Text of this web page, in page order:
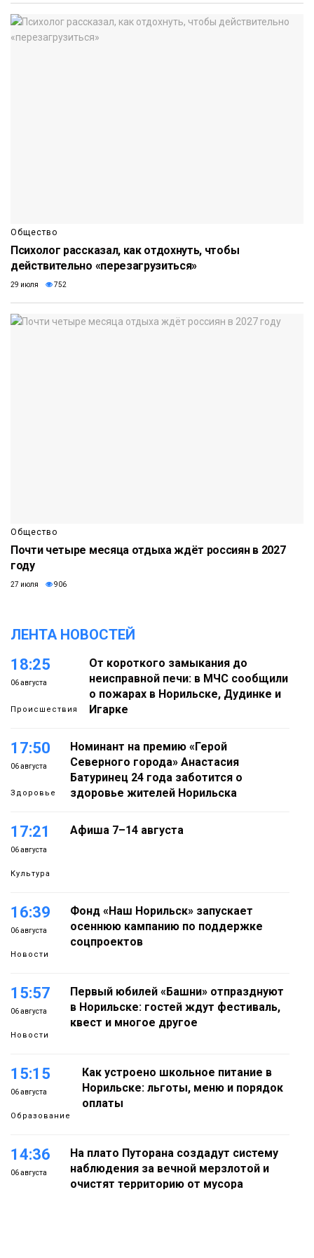
Общество
Психолог рассказал, как отдохнуть, чтобы
действительно «перезагрузиться»
29 июля 752
Общество
Почти четыре месяца отдыха ждёт россиян в 2027
году
27 июля 906
ЛЕНТА НОВОСТЕЙ
18:25
06 августа
Происшествия
От короткого замыкания до
неисправной печи: в МЧС сообщили
о пожарах в Норильске, Дудинке и
Игарке
17:50
06 августа
Здоровье
Номинант на премию «Герой
Северного города» Анастасия
Батуринец 24 года заботится о
здоровье жителей Норильска
17:21
06 августа
Культура
Афиша 7–14 августа
16:39
06 августа
Новости
Фонд «Наш Норильск» запускает
осеннюю кампанию по поддержке
соцпроектов
15:57
06 августа
Новости
Первый юбилей «Башни» отпразднуют
в Норильске: гостей ждут фестиваль,
квест и многое другое
15:15
06 августа
Образование
Как устроено школьное питание в
Норильске: льготы, меню и порядок
оплаты
14:36
06 августа
На плато Путорана создадут систему
наблюдения за вечной мерзлотой и
очистят территорию от мусора